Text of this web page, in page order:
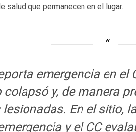
salud que permanecen en el lugar.
emergencia en el
colapsó y, de manera
En el sitio,
y el CC